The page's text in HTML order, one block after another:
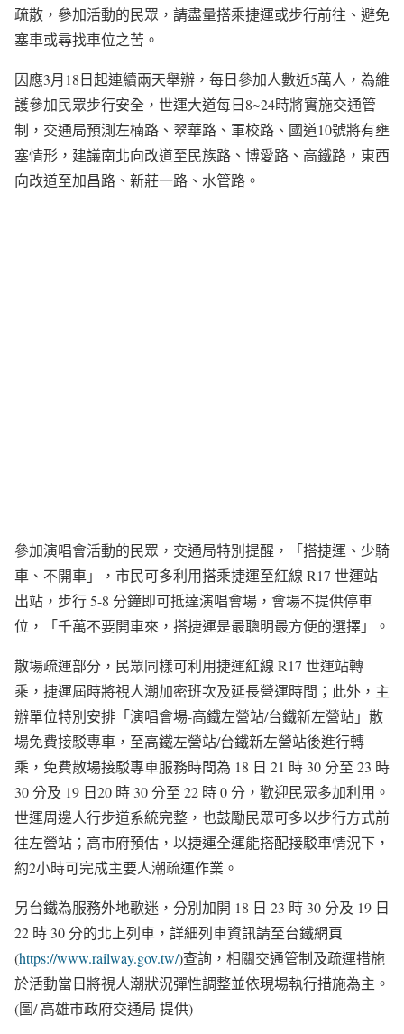
疏散，參加活動的民眾，請盡量搭乘捷運或步行前往、避免
塞車或尋找車位之苦。
因應3月18日起連續兩天舉辦，每日參加人數近5萬人，為維
護參加民眾步行安全，世運大道每日8~24時將實施交通管
制，交通局預測左楠路、翠華路、軍校路、國道10號將有壅
塞情形，建議南北向改道至民族路、博愛路、高鐵路，東西
向改道至加昌路、新莊一路、水管路。
參加演唱會活動的民眾，交通局特別提醒，「搭捷運、少騎
車、不開車」，市民可多利用搭乘捷運至紅線 R17 世運站
出站，步行 5-8 分鐘即可抵達演唱會場，會場不提供停車
位，「千萬不要開車來，搭捷運是最聰明最方便的選擇」。
散場疏運部分，民眾同樣可利用捷運紅線 R17 世運站轉
乘，捷運屆時將視人潮加密班次及延長營運時間；此外，主
辦單位特別安排「演唱會場-高鐵左營站/台鐵新左營站」散
場免費接駁專車，至高鐵左營站/台鐵新左營站後進行轉
乘，免費散場接駁專車服務時間為 18 日 21 時 30 分至 23 時
30 分及 19 日20 時 30 分至 22 時 0 分，歡迎民眾多加利用。
世運周邊人行步道系統完整，也鼓勵民眾可多以步行方式前
往左營站；高市府預估，以捷運全運能搭配接駁車情況下，
約2小時可完成主要人潮疏運作業。
另台鐵為服務外地歌迷，分別加開 18 日 23 時 30 分及 19 日
22 時 30 分的北上列車，詳細列車資訊請至台鐵網頁
(https://www.railway.gov.tw/)查詢，相關交通管制及疏運措施
於活動當日將視人潮狀況彈性調整並依現場執行措施為主。
(圖/ 高雄市政府交通局 提供)